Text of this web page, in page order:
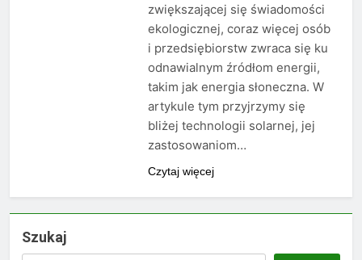
zwiększającej się świadomości
ekologicznej, coraz więcej osób
i przedsiębiorstw zwraca się ku
odnawialnym źródłom energii,
takim jak energia słoneczna. W
artykule tym przyjrzymy się
bliżej technologii solarnej, jej
zastosowaniom…
Czytaj więcej
Szukaj